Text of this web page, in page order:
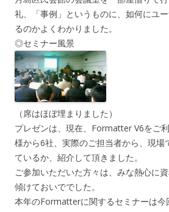
礼、「事例」というものに、如何にユ
るのかよくわかりました。
◎セミナー風景
（席はほぼ埋まりました）
プレゼンは、現在、Formatter V6をご
様から6社、実際のご担当者から、現場
ているか、紹介して頂きました。
ご参加いただいた方々は、みな熱心に
傾けておいででした。
本年のFormatterに関するセミナーは今